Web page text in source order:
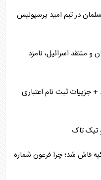
ایران
در تیم امید پرسپولیس
اسرائیل، نامزد
جزییات ثبت نام اعتباری
تیک تاک
فاش شد؛ چرا فرعون شماره